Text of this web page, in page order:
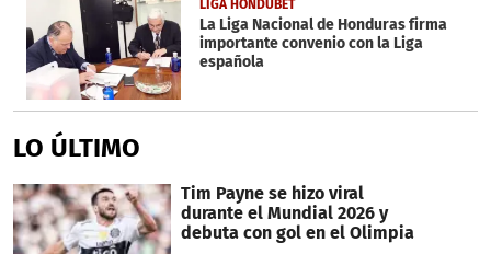
LIGA HONDUBET
La Liga Nacional de Honduras firma
importante convenio con la Liga
española
LO ÚLTIMO
Tim Payne se hizo viral
durante el Mundial 2026 y
debuta con gol en el Olimpia